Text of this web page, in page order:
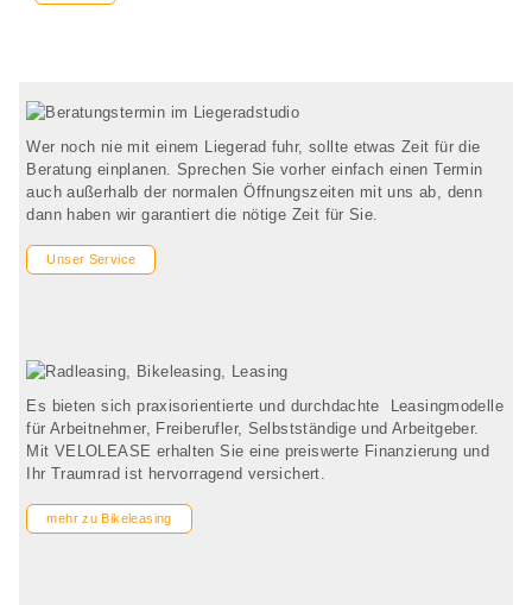
Wer noch nie mit einem Liegerad fuhr, sollte etwas Zeit für die
Beratung einplanen. Sprechen Sie vorher einfach einen Termin
auch außerhalb der normalen Öffnungszeiten mit uns ab, denn
dann haben wir garantiert die nötige Zeit für Sie.
Unser Service
Es bieten sich praxisorientierte und durchdachte Leasingmodelle
für Arbeitnehmer, Freiberufler, Selbstständige und Arbeitgeber.
Mit VELOLEASE erhalten Sie eine preiswerte Finanzierung und
Ihr Traumrad ist hervorragend versichert.
mehr zu Bikeleasing